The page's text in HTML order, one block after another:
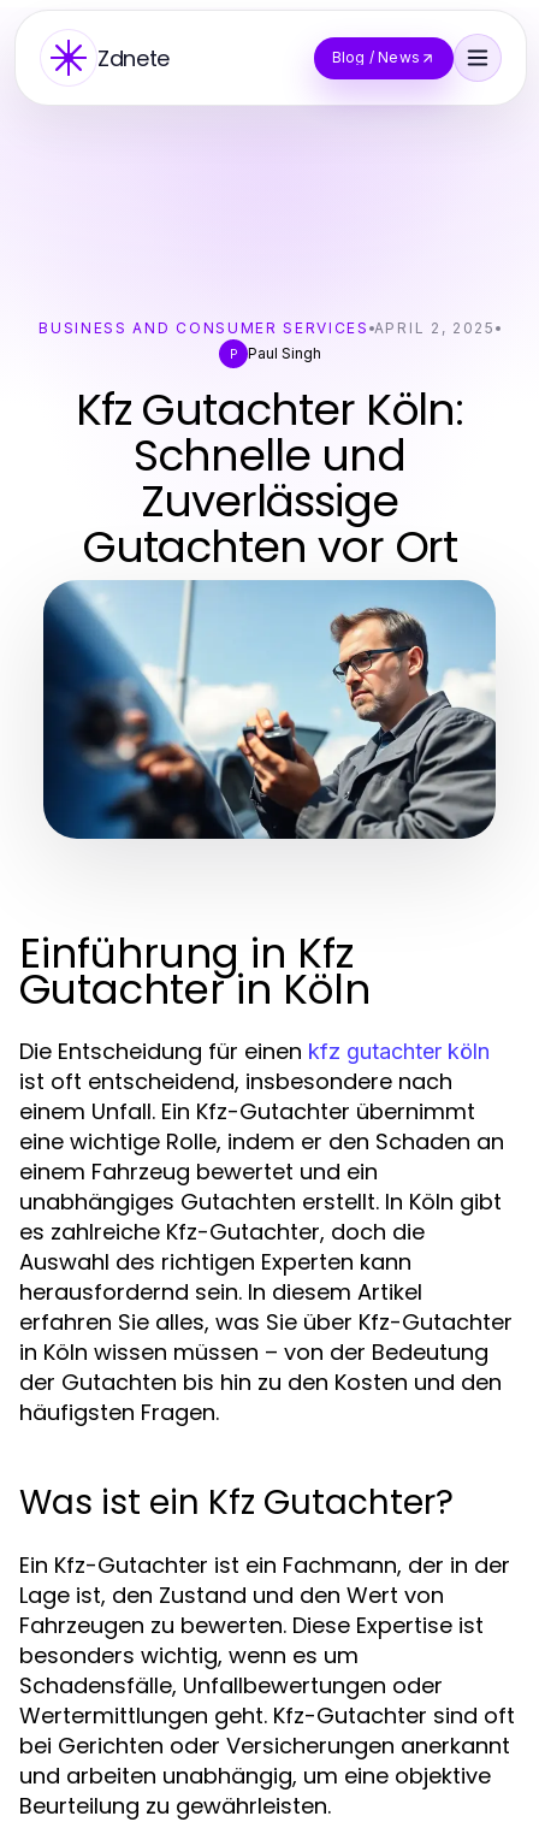
Zdnete Blog / News
BUSINESS AND CONSUMER SERVICES APRIL 2, 2025
P Paul Singh
Kfz Gutachter Köln:
Schnelle und
Zuverlässige
Gutachten vor Ort
Einführung in Kfz
Gutachter in Köln
Die Entscheidung für einen kfz gutachter köln
ist oft entscheidend, insbesondere nach
einem Unfall. Ein Kfz-Gutachter übernimmt
eine wichtige Rolle, indem er den Schaden an
einem Fahrzeug bewertet und ein
unabhängiges Gutachten erstellt. In Köln gibt
es zahlreiche Kfz-Gutachter, doch die
Auswahl des richtigen Experten kann
herausfordernd sein. In diesem Artikel
erfahren Sie alles, was Sie über Kfz-Gutachter
in Köln wissen müssen – von der Bedeutung
der Gutachten bis hin zu den Kosten und den
häufigsten Fragen.
Was ist ein Kfz Gutachter?
Ein Kfz-Gutachter ist ein Fachmann, der in der
Lage ist, den Zustand und den Wert von
Fahrzeugen zu bewerten. Diese Expertise ist
besonders wichtig, wenn es um
Schadensfälle, Unfallbewertungen oder
Wertermittlungen geht. Kfz-Gutachter sind oft
bei Gerichten oder Versicherungen anerkannt
und arbeiten unabhängig, um eine objektive
Beurteilung zu gewährleisten.